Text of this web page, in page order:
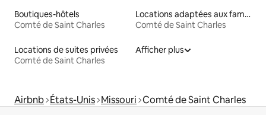
Boutiques-hôtels
Comté de Saint Charles
Locations adaptées aux familles
Comté de Saint Charles
Locations de suites privées
Comté de Saint Charles
Afficher plus
Airbnb États-Unis Missouri Comté de Saint Charles